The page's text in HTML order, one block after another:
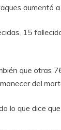
aumentó
15
que otras
del
lo que dice